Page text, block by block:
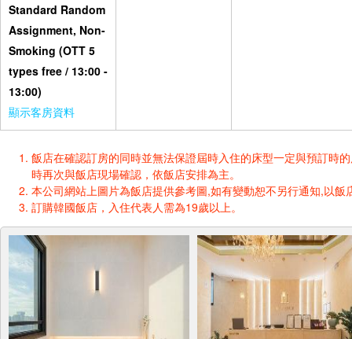
Standard Random
Assignment, Non-
Smoking (OTT 5
types free / 13:00 -
13:00)
顯示客房資料
飯店在確認訂房的同時並無法保證屆時入住的床型一定與預訂時
時再次與飯店現場確認，依飯店安排為主。
本公司網站上圖片為飯店提供參考圖,如有變動恕不另行通知,以飯
訂購韓國飯店，入住代表人需為19歲以上。